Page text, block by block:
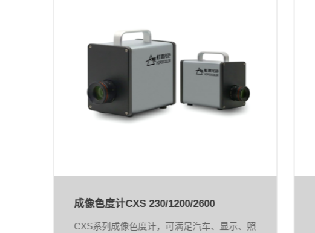
成像色度计CXS 230/1200/2600
CXS系列成像色度计，可满足汽车、显示、照